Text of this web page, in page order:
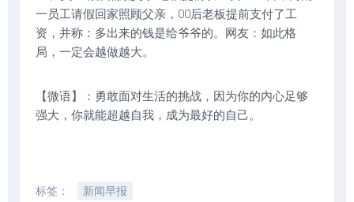
一员工请假回家照顾父亲，00后老板提前支付了工
资，并称：多出来的钱是给爷爷的。网友：如此格
局，一定会越做越大。
【微语】：勇敢面对生活的挑战，因为你的内心足够
强大，你就能超越自我，成为最好的自己。
标签： 新闻早报